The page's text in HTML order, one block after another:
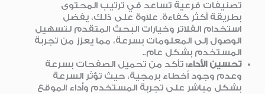
تصنيفات فرعية تساعد في ترتيب المحتوى
بطريقة أكثر كفاءة. علاوة على ذلك، يفضل
استخدام الفلاتر وخيارات البحث المتقدم لتسهيل
الوصول إلى المعلومات بسرعة، مما يعزز من تجربة
المستخدم بشكل عام..
تحسين الأداء: تأكد من تحميل الصفحات بسرعة
وعدم وجود أخطاء برمجية، حيث تؤثر السرعة
بشكل مباشر على تجربة المستخدم وأداء الموقع